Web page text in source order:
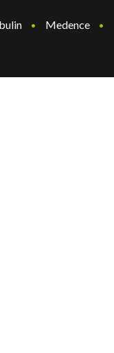
Medence